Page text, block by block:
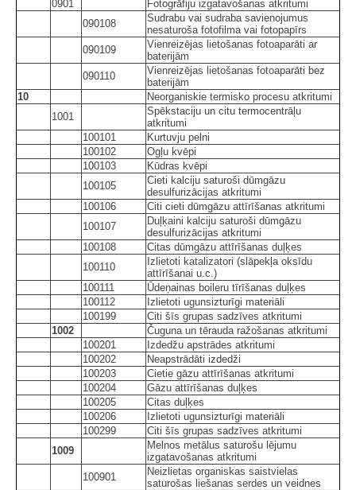
0901
Fotogrāfiju izgatavošanas atkritumi
090108
Sudrabu vai sudraba savienojumus
nesaturoša fotofilma vai fotopapīrs
090109
Vienreizējas lietošanas fotoaparāti ar
baterijām
090110
Vienreizējas lietošanas fotoaparāti bez
baterijām
10
Neorganiskie termisko procesu atkritumi
1001
Spēkstaciju un citu termocentrāļu
atkritumi
100101
Kurtuvju pelni
100102
Ogļu kvēpi
100103
Kūdras kvēpi
100105
Cieti kalciju saturoši dūmgāzu
desulfurizācijas atkritumi
100106
Citi cieti dūmgāzu attīrīšanas atkritumi
100107
Duļķaini kalciju saturoši dūmgāzu
desulfurizācijas atkritumi
100108
Citas dūmgāzu attīrīšanas duļķes
100110
Izlietoti katalizatori (slāpekļa oksīdu
attīrīšanai u.c.)
100111
Ūdeņainas boileru tīrīšanas duļķes
100112
Izlietoti ugunsizturīgi materiāli
100199
Citi šīs grupas sadzīves atkritumi
1002
Čuguna un tērauda ražošanas atkritumi
100201
Izdedžu apstrādes atkritumi
100202
Neapstrādāti izdedži
100203
Cietie gāzu attīrīšanas atkritumi
100204
Gāzu attīrīšanas duļķes
100205
Citas duļķes
100206
Izlietoti ugunsizturīgi materiāli
100299
Citi šīs grupas sadzīves atkritumi
1009
Melnos metālus saturošu lējumu
izgatavošanas atkritumi
100901
Neizlietas organiskas saistvielas
saturošas liešanas serdes un veidnes